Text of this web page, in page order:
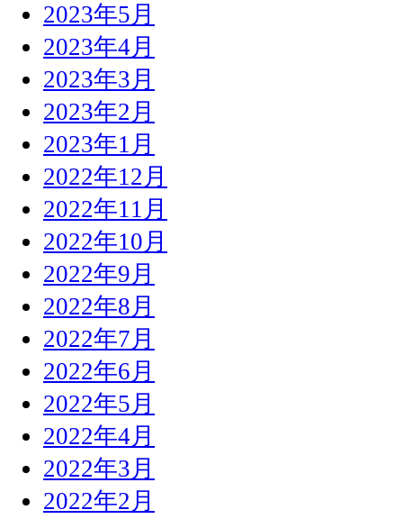
2023年5月
2023年4月
2023年3月
2023年2月
2023年1月
2022年12月
2022年11月
2022年10月
2022年9月
2022年8月
2022年7月
2022年6月
2022年5月
2022年4月
2022年3月
2022年2月